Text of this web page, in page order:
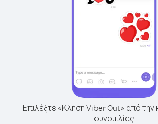
Επιλέξτε «Κλήση Viber Out» από την
συνομιλίας